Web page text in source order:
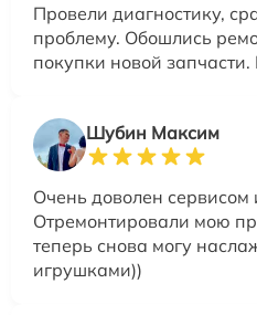
Провели диагностику,
проблему. Обошлись
покупки новой
Шубин Максим
Очень доволен сервисом
Отремонтировали мою
теперь снова могу
игрушками))